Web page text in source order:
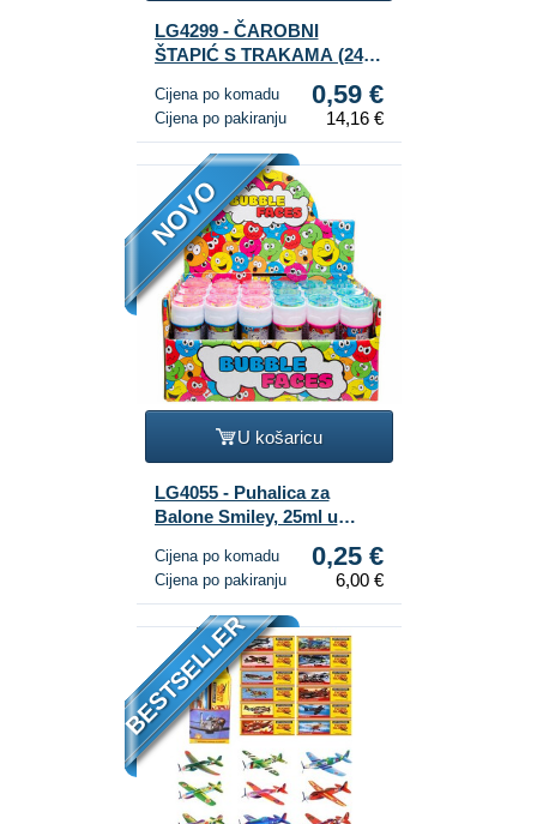
LG4299 - ČAROBNI
ŠTAPIĆ S TRAKAMA (24
Cijena po komadu 0,59 €
Cijena po pakiranju 14,16 €
NOVO
U košaricu
LG4055 - Puhalica za
Balone Smiley, 25ml u
Cijena po komadu 0,25 €
Cijena po pakiranju 6,00 €
BESTSELLER